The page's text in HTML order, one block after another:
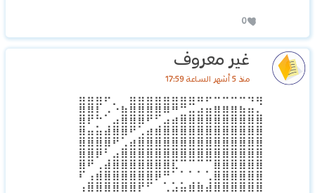
0
غير معروف
منذ 5 أشهر الساعة 17:59
⣿⣿⡿⠋⠄⡀⣿⣿⣿⣿⣿⣿⣿⠿⠛⠋⣉⣉⣉⡉⠙⠻
⣿⣿⣇⠔⠈⣿⣿⣿⣿⡿⠛⢉⣤⣶⣾⣿⣿⣿⣿⣿⣿⣦
⣿⠃⠄⢠⣾⣿⣿⠟⢁⣠⣾⣿⣿⣿⣿⣿⣿⣿⣿⣿⣿⣿
⣿⣿⣿⣿⣿⠟⢁⣴⣿⣿⣿⣿⣿⣿⣿⣿⣿⣿⣿⣿⣿⣿
⣿⣿⣿⡟⠁⣴⣿⣿⣿⣿⣿⣿⣿⣿⣿⣿⣿⣿⣿⣿⣿⣿
⣿⣿⠋⢠⣾⣿⣿⣿⣿⣿⣿⡿⠿⠿⠿⠿⣿⣿⣿⣿⣿⣿
⡿⠁⣰⣿⣿⣿⣿⣿⣿⣿⣿⠗⠄⠄⠄⠄⣿⣿⣿⣿⣿⣿
⠁⣼⣿⣿⣿⣿⣿⣿⡿⠋⠄⠄⠄⣠⣄⢰⣿⣿⣿⣿⣿⣿